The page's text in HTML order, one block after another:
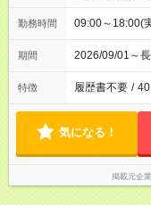
勤務時間 09:00～18:00(
期間 2026/09/01～
特徴 履歴書不要 /
気になる！
掲載元企